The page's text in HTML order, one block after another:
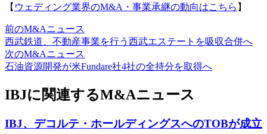
【 ウェディング業界のM&A・事業承継の動向はこちら 】
前のM&Aニュース
西武鉄道、不動産事業を行う西武エステートを吸収合併へ
次のM&Aニュース
石油資源開発が米Fundare社4社の全持分を取得へ
IBJに関連するM&Aニュース
IBJ、デコルテ・ホールディングスへのTOBが成立